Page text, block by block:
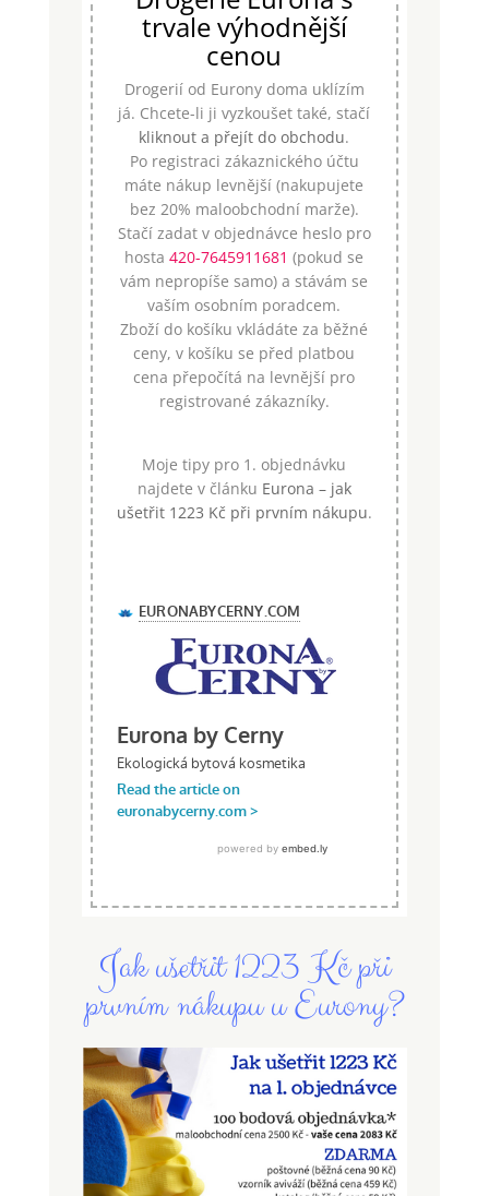
trvale výhodnější
cenou
Drogerií od Eurony doma uklízím
já. Chcete-li ji vyzkoušet také, stačí
kliknout a přejít do obchodu.
Po registraci zákaznického účtu
máte nákup levnější (nakupujete
bez 20% maloobchodní marže).
Stačí zadat v objednávce heslo pro
hosta420-7645911681 (pokud se
vám nepropíše samo) a stávám se
vaším osobním poradcem.
Zboží do košíku vkládáte za běžné
ceny, v košíku se před platbou
cena přepočítá na levnější pro
registrované zákazníky.
Moje tipy pro 1. objednávku
najdete v článku Eurona – jak
ušetřit 1223 Kč při prvním nákupu.
Jak ušetřit 1223 Kč při
prvním nákupu u Eurony?